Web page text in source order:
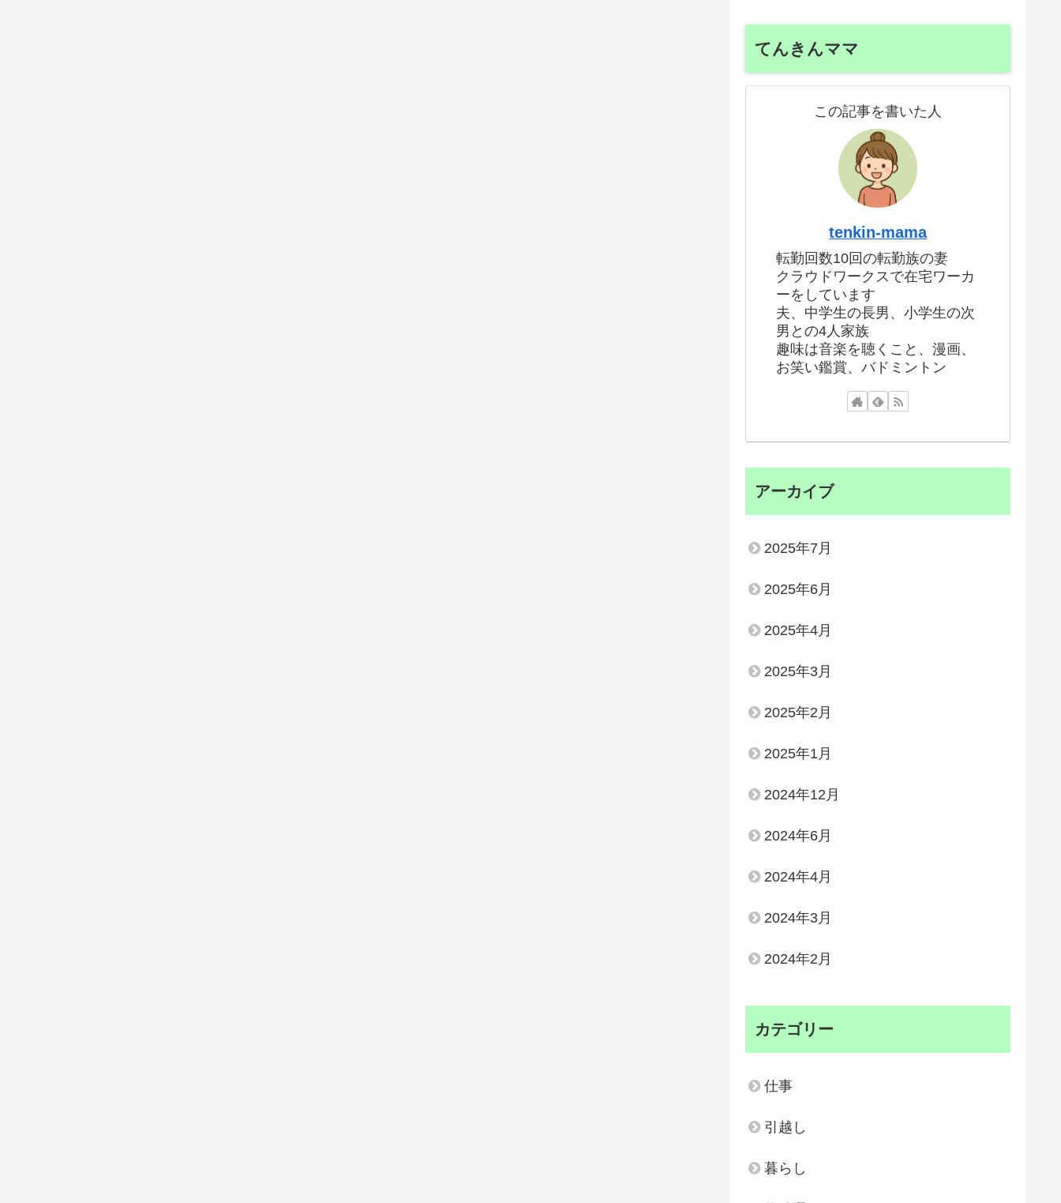
てんきんママ
この記事を書いた人
tenkin-mama
転勤回数10回の転勤族の妻
クラウドワークスで在宅ワーカ
ーをしています
夫、中学生の長男、小学生の次
男との4人家族
趣味は音楽を聴くこと、漫画、
お笑い鑑賞、バドミントン
アーカイブ
2025年7月
2025年6月
2025年4月
2025年3月
2025年2月
2025年1月
2024年12月
2024年6月
2024年4月
2024年3月
2024年2月
カテゴリー
仕事
引越し
暮らし